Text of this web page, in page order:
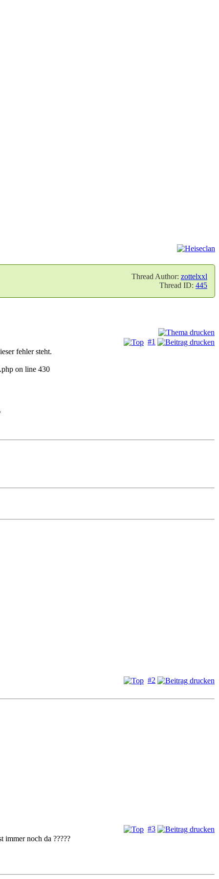
Thread Author: zottelxxl
Thread ID: 445
#1
fehler steht.
on line 430
#2
#3
immer noch da ?????